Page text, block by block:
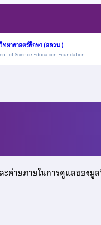
ยาศาสตร์ศึกษา (สอวน.)
of Science Education Foundation
ค่ายภายในการดูแลของมู